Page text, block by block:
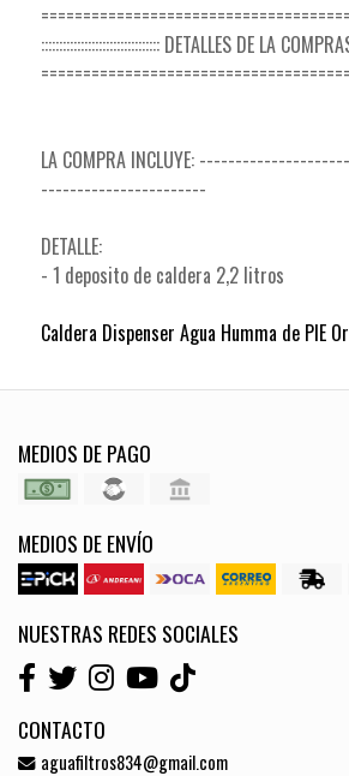
::::::::::::::::::::::::::::::::: DETALLES DE LA
LA COMPRA INCLUYE:
-----------------------
DETALLE:
- 1 deposito de caldera 2,2 litros
Caldera Dispenser Agua Humma de PIE
MEDIOS DE PAGO
MEDIOS DE ENVÍO
NUESTRAS REDES SOCIALES
CONTACTO
aguafiltros834@gmail.com